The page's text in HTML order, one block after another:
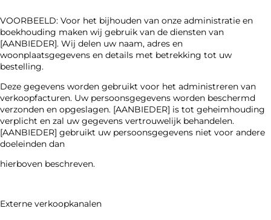
VOORBEELD: Voor het bijhouden van onze administratie en
boekhouding maken wij gebruik van de diensten van
[AANBIEDER]. Wij delen uw naam, adres en
woonplaatsgegevens en details met betrekking tot uw
bestelling.
Deze gegevens worden gebruikt voor het administreren van
verkoopfacturen. Uw persoonsgegevens worden beschermd
verzonden en opgeslagen. [AANBIEDER] is tot geheimhouding
verplicht en zal uw gegevens vertrouwelijk behandelen.
[AANBIEDER] gebruikt uw persoonsgegevens niet voor andere
doeleinden dan
hierboven beschreven.
Externe verkoopkanalen